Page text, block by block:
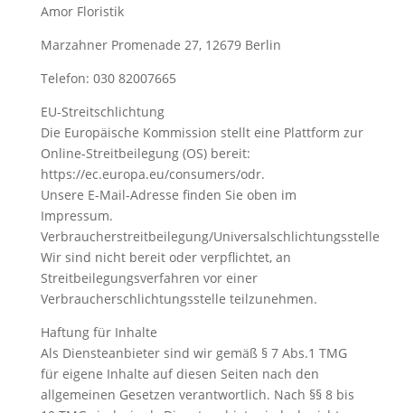
Amor Floristik
Marzahner Promenade 27, 12679 Berlin
Telefon: 030 82007665
EU-Streitschlichtung
Die Europäische Kommission stellt eine Plattform zur
Online-Streitbeilegung (OS) bereit:
https://ec.europa.eu/consumers/odr.
Unsere E-Mail-Adresse finden Sie oben im
Impressum.
Verbraucherstreitbeilegung/Universalschlichtungsstelle
Wir sind nicht bereit oder verpflichtet, an
Streitbeilegungsverfahren vor einer
Verbraucherschlichtungsstelle teilzunehmen.
Haftung für Inhalte
Als Diensteanbieter sind wir gemäß § 7 Abs.1 TMG
für eigene Inhalte auf diesen Seiten nach den
allgemeinen Gesetzen verantwortlich. Nach §§ 8 bis